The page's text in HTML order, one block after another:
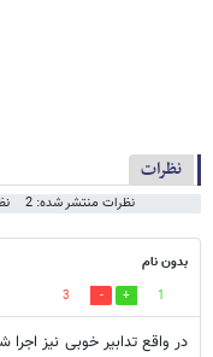
نظرات
نظرات منتشر شده: 2
بدون نام
1
3
در واقع تدابیر خوبی نیز